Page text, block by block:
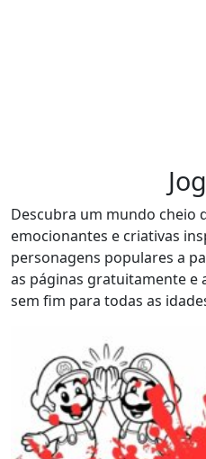
Descubra um mundo cheio
emocionantes e criativas
personagens populares a
as páginas gratuitamente e
sem fim para todas as